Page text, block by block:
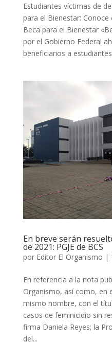
Estudiantes víctimas de
para el Bienestar:
Beca para el Bienestar
por el Gobierno Federal
beneficiarios a
En breve serán
de 2021: PGJE de BCS
por Editor El Organismo |
En referencia a la nota
Organismo, así como, en
mismo nombre, con el
casos de feminicidio sin
firma Daniela Reyes; la
del...